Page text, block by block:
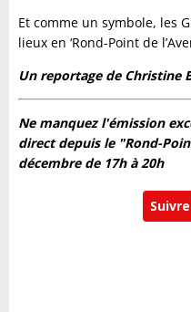
Et comme un symbole, les
lieux en ‘Rond-Point de
Un reportage de Christine
Ne manquez l'émission
direct depuis le "Rond-
décembre de 17h à 20h